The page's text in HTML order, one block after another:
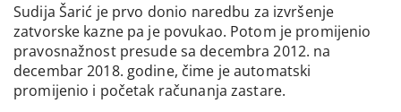
Sudija Šarić je prvo donio naredbu za izvršenje
zatvorske kazne pa je povukao. Potom je promijenio
pravosnažnost presude sa decembra 2012. na
decembar 2018. godine, čime je automatski
promijenio i početak računanja zastare.